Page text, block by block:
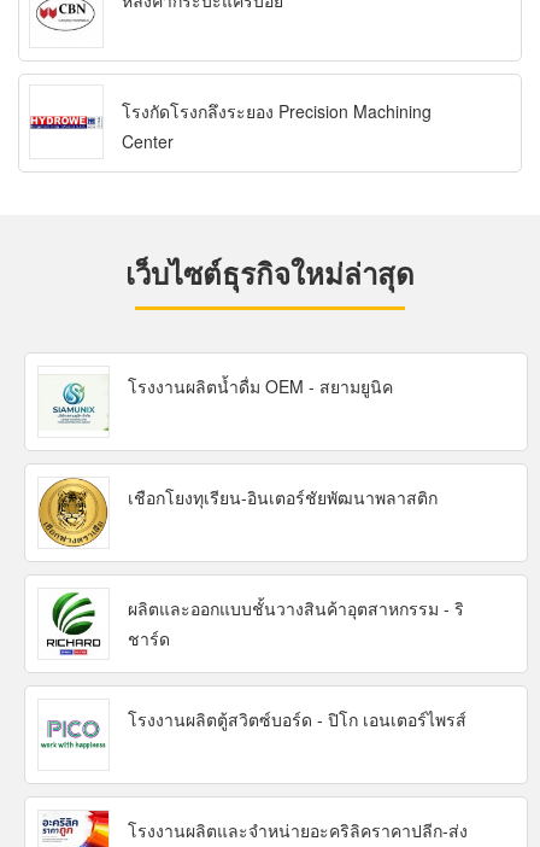
โรงกัดโรงกลึงระยอง Precision Machining
Center
เว็บไซต์ธุรกิจใหม่ล่าสุด
โรงงานผลิตน้ำดื่ม OEM - สยามยูนิค
เชือกโยงทุเรียน-อินเตอร์ชัยพัฒนาพลาสติก
ผลิตและออกแบบชั้นวางสินค้าอุตสาหกรรม - ริ
ชาร์ด
โรงงานผลิตตู้สวิตซ์บอร์ด - ปิโก เอนเตอร์ไพรส์
โรงงานผลิตและจำหน่ายอะคริลิคราคาปลีก-ส่ง